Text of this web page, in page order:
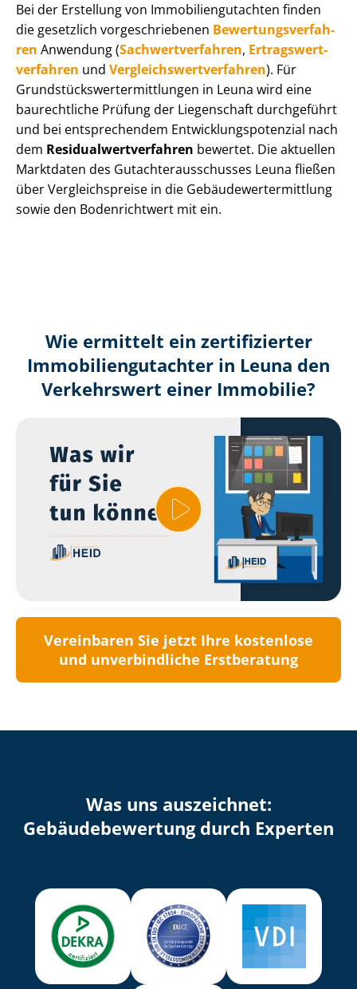
Bei der Erstellung von Im­mo­bi­li­en­gut­ach­ten finden
die gesetzlich vor­ge­schrie­be­nen Be­wer­tungs­ver­fah­
ren Anwendung (Sach­wert­ver­fah­ren, Er­trags­wert­
ver­fah­ren und Ver­gleichs­wert­ver­fah­ren). Für
Grund­stücks­wert­ermitt­lun­gen in Leuna wird eine
baurechtliche Prüfung der Liegenschaft durchgeführt
und bei entsprechendem Ent­wick­lungs­po­ten­zi­al nach
dem Re­si­du­al­wert­ver­fah­ren bewertet. Die aktuellen
Marktdaten des Gut­ach­ter­aus­schus­ses Leuna fließen
über Ver­gleichs­prei­se in die Ge­bäu­de­wert­ermitt­lung
sowie den Bodenrichtwert mit ein.
Wie ermittelt ein zertifizierter
Immobilien­gutachter in Leuna den
Verkehrswert einer Immobilie?
Vereinbaren Sie jetzt Ihre kostenlose
und unverbindliche Erstberatung
Was uns auszeichnet:
Ge­bäu­de­be­wer­tung durch Experten